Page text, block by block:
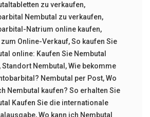
zu verkaufen,
Nembutal zu verkaufen,
Natrium online kaufen,
zum Online-Verkauf,So kaufen Sie
online: Kaufen Sie Nembutal
Standort Nembutal ,Wie bekomme
Nembutal per Post,Wo
Nembutal kaufen? So erhalten Sie
Kaufen Sie die internationale
,Wo kann ich Nembutal